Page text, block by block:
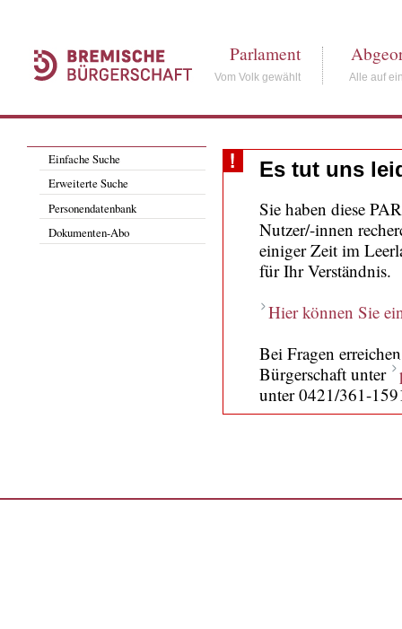
Parlament
Vom Volk gewählt Alle auf
Einfache Suche
Erweiterte Suche
Personendatenbank
Dokumenten-Abo
Es tut uns
Sie haben diese
Nutzer/-innen
einiger Zeit im
für Ihr Verständnis.
Hier können Sie
Bei Fragen
Bürgerschaft unter
unter 0421/361-